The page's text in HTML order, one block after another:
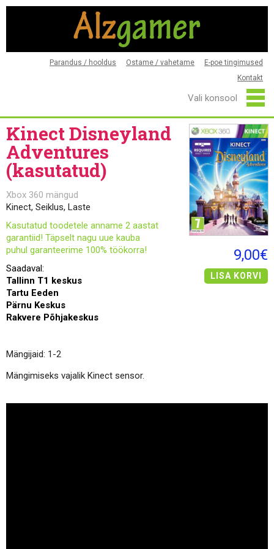
Parandus / hooldus Ostame / vahetame
E-poe tingimused
Kontakt
Kinect Disneyland
Adventures
(kasutatud)
Xbox 360 mängud
Kinect, Seiklus, Laste
Kasutatud toodetele anname 2 aastat
garantiid! Täpselt nagu uue kauba
puhul garanteerime 100% töökorra!
Saadaval:
Tallinn T1 keskus
Tartu Eeden
Pärnu Keskus
Rakvere Põhjakeskus
9,00€
LISA KORVI
Mängijaid: 1-2
Mängimiseks vajalik Kinect sensor.